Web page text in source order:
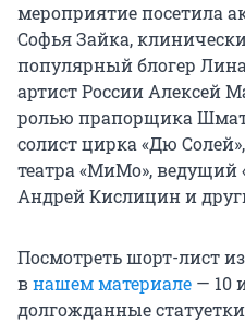
мероприятие посетила
Софья Зайка,
популярный блогер
артист России Алексей
ролью прапорщика
солист цирка «Дю
театра «МиМо», ведущий
Андрей Кислицин и
Посмотреть шорт-лист
внашем материале — 10
долгожданные